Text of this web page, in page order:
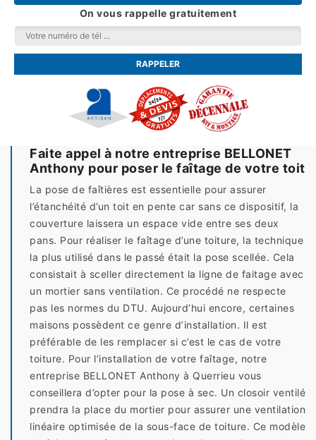
On vous rappelle gratuitement
Faite appel à notre entreprise BELLONET
Anthony pour poser le faîtage de votre toit
La pose de faîtières est essentielle pour assurer
l’étanchéité d’un toit en pente car sans ce dispositif, la
couverture laissera un espace vide entre ses deux
pans. Pour réaliser le faîtage d’une toiture, la technique
la plus utilisé dans le passé était la pose scellée. Cela
consistait à sceller directement la ligne de faitage avec
un mortier sans ventilation. Ce procédé ne respecte
pas les normes du DTU. Aujourd’hui encore, certaines
maisons possèdent ce genre d’installation. Il est
préférable de les remplacer si c’est le cas de votre
toiture. Pour l’installation de votre faîtage, notre
entreprise BELLONET Anthony à Querrieu vous
conseillera d’opter pour la pose à sec. Un closoir ventilé
prendra la place du mortier pour assurer une ventilation
linéaire optimisée de la sous-face de toiture. Ce modèle